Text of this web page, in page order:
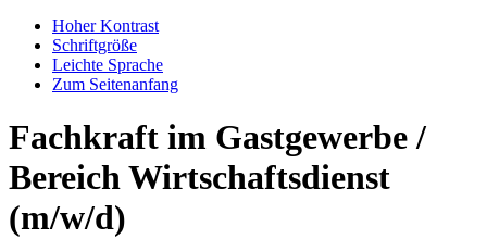
Hoher Kontrast
Schriftgröße
Leichte Sprache
Zum Seitenanfang
Fachkraft im Gastgewerbe /
Bereich Wirtschaftsdienst
(m/w/d)